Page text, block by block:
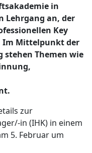
in
Lehrgang an, der
Key
Im Mittelpunkt der
stehen Themen wie
zur
in (IHK) in einem
5. Februar um